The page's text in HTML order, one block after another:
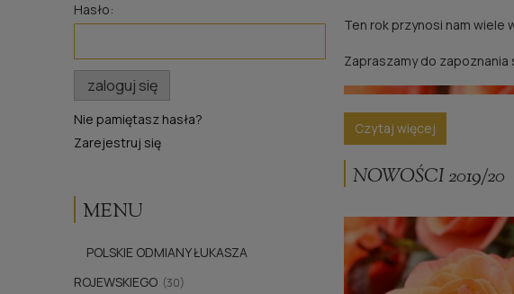
Hasło:
zaloguj się
Nie pamiętasz hasła?
Zarejestruj się
MENU
POLSKIE ODMIANY ŁUKASZA
ROJEWSKIEGO (30)
Ten rok przynosi nam wiele
Zapraszamy do zapoznania
Czytaj więcej
NOWOŚCI 2019/20